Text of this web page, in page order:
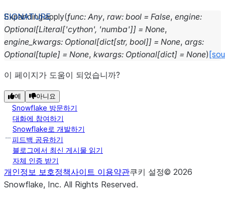
Expanding.apply(func: Any, raw: bool = False, engine:
Optional[Literal['cython', 'numba']] = None,
engine_kwargs: Optional[dict[str, bool]] = None, args:
Optional[tuple] = None, kwargs: Optional[dict] = None)
이 페이지가 도움이 되었습니까?
예 아니요
Snowflake 방문하기
대화에 참여하기
Snowflake로 개발하기
피드백 공유하기
블로그에서 최신 게시물 읽기
자체 인증 받기
개인정보 보호정책사이트 이용약관쿠키 설정© 2026
Snowflake, Inc. All Rights Reserved.